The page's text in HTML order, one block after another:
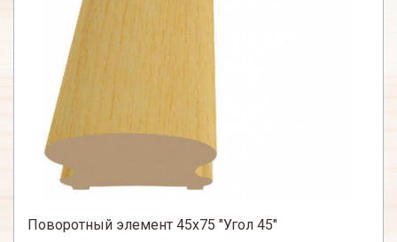
Поворотный элемент 45х75 "Угол 45"